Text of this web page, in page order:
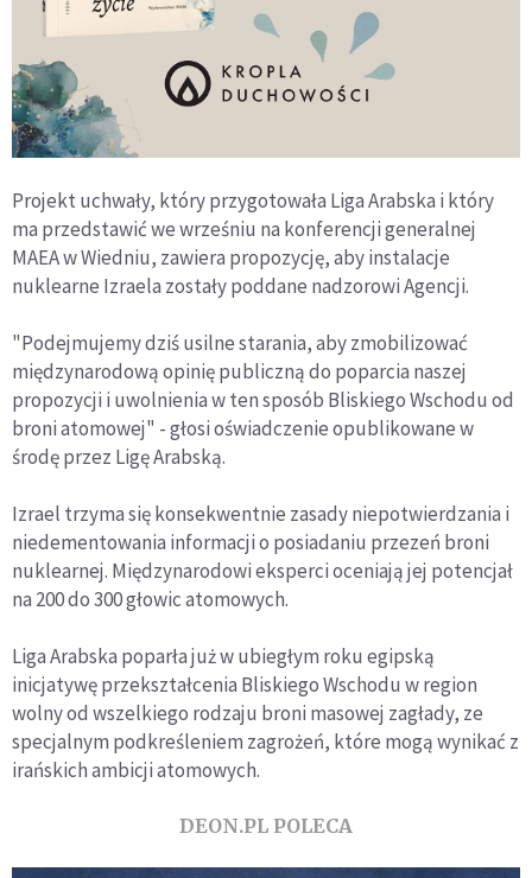
Projekt uchwały, który przygotowała Liga Arabska i który
ma przedstawić we wrześniu na konferencji generalnej
MAEA w Wiedniu, zawiera propozycję, aby instalacje
nuklearne Izraela zostały poddane nadzorowi Agencji.
"Podejmujemy dziś usilne starania, aby zmobilizować
międzynarodową opinię publiczną do poparcia naszej
propozycji i uwolnienia w ten sposób Bliskiego Wschodu od
broni atomowej" - głosi oświadczenie opublikowane w
środę przez Ligę Arabską.
Izrael trzyma się konsekwentnie zasady niepotwierdzania i
niedementowania informacji o posiadaniu przezeń broni
nuklearnej. Międzynarodowi eksperci oceniają jej potencjał
na 200 do 300 głowic atomowych.
Liga Arabska poparła już w ubiegłym roku egipską
inicjatywę przekształcenia Bliskiego Wschodu w region
wolny od wszelkiego rodzaju broni masowej zagłady, ze
specjalnym podkreśleniem zagrożeń, które mogą wynikać z
irańskich ambicji atomowych.
DEON.PL POLECA